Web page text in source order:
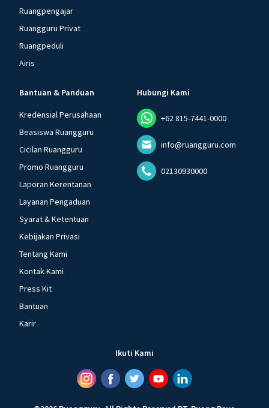
Ruangpengajar
Ruangguru Privat
Ruangpeduli
Airis
Bantuan & Panduan
Kredensial Perusahaan
Beasiswa Ruangguru
Cicilan Ruangguru
Promo Ruangguru
Laporan Kerentanan
Layanan Pengaduan
Syarat & Ketentuan
Kebijakan Privasi
Tentang Kami
Kontak Kami
Press Kit
Bantuan
Karir
Hubungi Kami
+62 815-7441-0000
info@ruangguru.com
02130930000
Ikuti Kami